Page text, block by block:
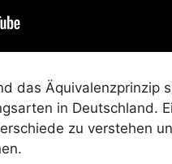
das Äquivalenzprinzip
in Deutschland.
zu verstehen